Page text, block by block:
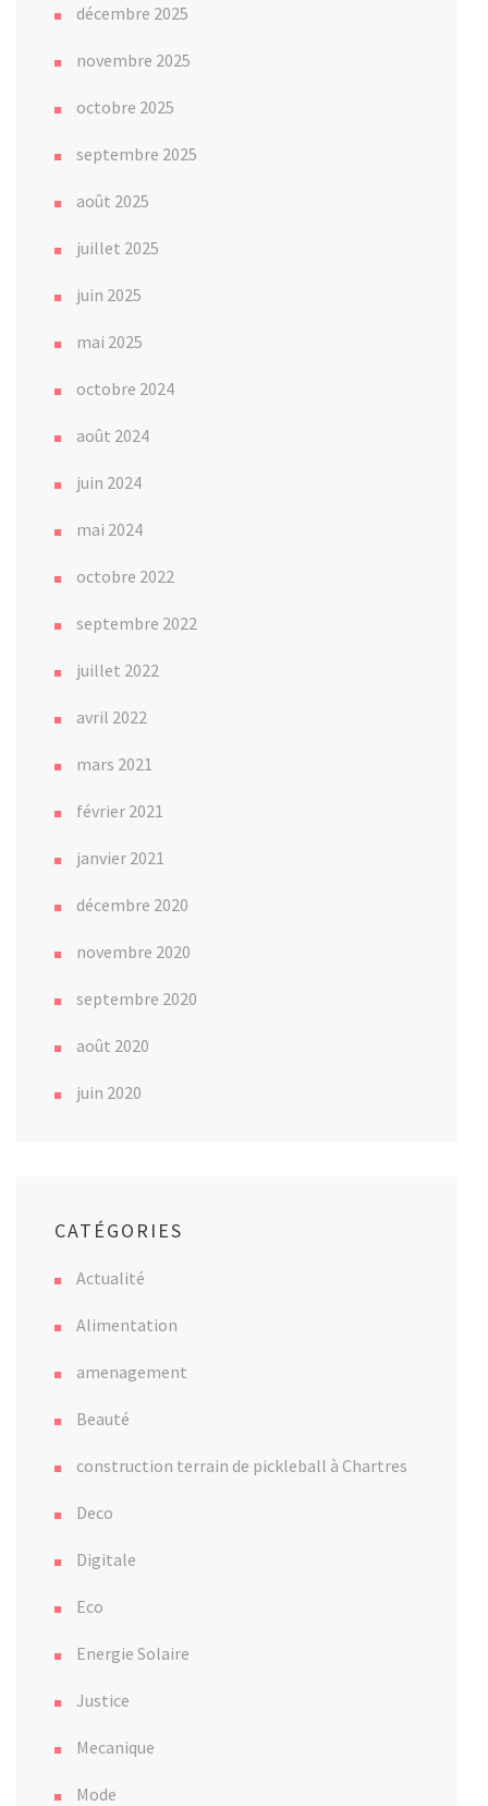
décembre 2025
novembre 2025
octobre 2025
septembre 2025
août 2025
juillet 2025
juin 2025
mai 2025
octobre 2024
août 2024
juin 2024
mai 2024
octobre 2022
septembre 2022
juillet 2022
avril 2022
mars 2021
février 2021
janvier 2021
décembre 2020
novembre 2020
septembre 2020
août 2020
juin 2020
CATÉGORIES
Actualité
Alimentation
amenagement
Beauté
construction terrain de pickleball à Chartres
Deco
Digitale
Eco
Energie Solaire
Justice
Mecanique
Mode